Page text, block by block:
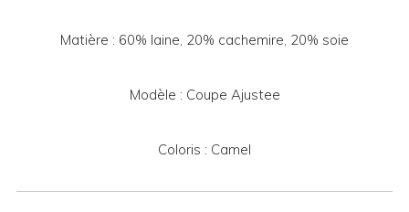
Matière : 60% laine, 20% cachemire, 20% soie
Modèle : Coupe Ajustee
Coloris : Camel